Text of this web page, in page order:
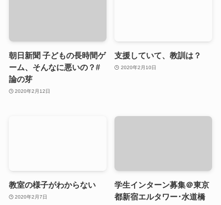
朝日新聞 子どもの長時間ゲ
ーム、そんなに悪いの？#
論の芽
2020年2月12日
支援していて、教訓は？
2020年2月10日
教室の様子がわからない
2020年2月7日
学生インターン募集＠東京
都新宿エルタワー･水道橋